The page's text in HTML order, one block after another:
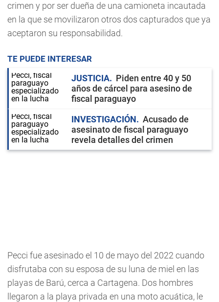
crimen y por ser dueña de una camioneta incautada
en la que se movilizaron otros dos capturados que ya
aceptaron su responsabilidad.
TE PUEDE INTERESAR
JUSTICIA
Piden entre 40 y 50
años de cárcel para asesino de
fiscal paraguayo
INVESTIGACIÓN
Acusado de
asesinato de fiscal paraguayo
revela detalles del crimen
Pecci fue asesinado el 10 de mayo del 2022 cuando
disfrutaba con su esposa de su luna de miel en las
playas de Barú, cerca a Cartagena. Dos hombres
llegaron a la playa privada en una moto acuática, le